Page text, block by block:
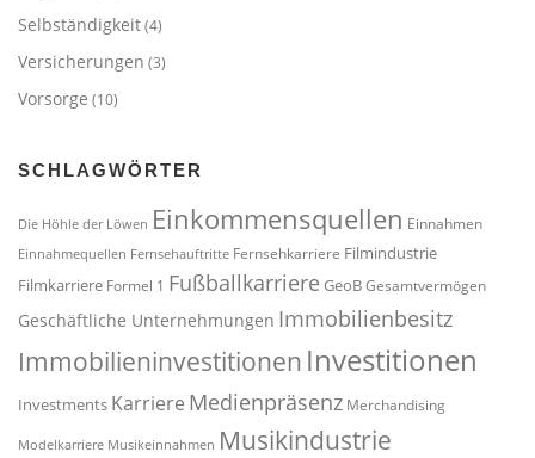
Selbständigkeit(4)
Versicherungen (3)
Vorsorge (10)
SCHLAGWÖRTER
Die Höhle der Löwen Einkommensquellen Einnahmen
Einnahmequellen Fernsehauftritte Fernsehkarriere Filmindustrie
Filmkarriere Formel 1 Fußballkarriere GeoBGesamtvermögen
Geschäftliche Unternehmungen Immobilienbesitz
Immobilieninvestitionen Investitionen
Investments Karriere Medienpräsenz Merchandising
Modelkarriere Musikeinnahmen Musikindustrie